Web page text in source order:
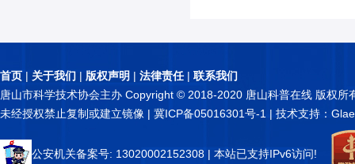
首页 | 关于我们 | 版权声明 | 法律责任| 联系我们
唐山市科学技术协会主办 Copyright © 2018-2020 唐山科普在线 版权所
未经授权禁止复制或建立镜像 | 冀ICP备05016301号-1 | 技术支持：
公安机关备案号: 13020002152308 | 本站已支持IPv6访问!